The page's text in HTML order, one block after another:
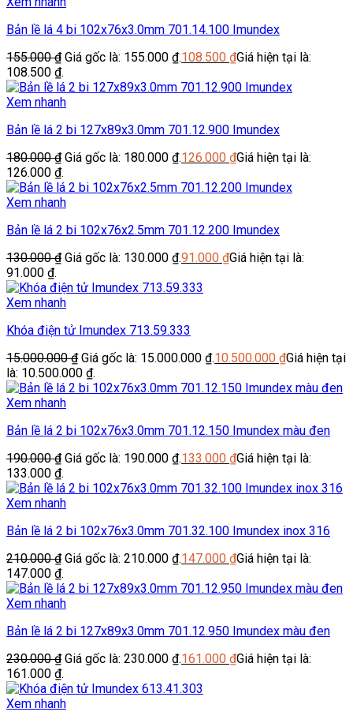
Bản lề lá 4 bi 102x76x3.0mm 701.14.100 Imundex
155.000₫ Giá gốc là: 155.000 ₫.108.500 ₫Giá hiện tại là:
108.500 ₫.
Xem nhanh
Bản lề lá 2 bi 127x89x3.0mm 701.12.900 Imundex
180.000₫ Giá gốc là: 180.000 ₫.126.000 ₫Giá hiện tại là:
126.000 ₫.
Xem nhanh
Bản lề lá 2 bi 102x76x2.5mm 701.12.200 Imundex
130.000₫ Giá gốc là: 130.000 ₫.91.000 ₫Giá hiện tại là:
91.000 ₫.
Xem nhanh
Khóa điện tử Imundex 713.59.333
15.000.000₫ Giá gốc là: 15.000.000 ₫.10.500.000 ₫Giá hiện tại
là: 10.500.000 ₫.
Xem nhanh
Bản lề lá 2 bi 102x76x3.0mm 701.12.150 Imundex màu đen
190.000₫ Giá gốc là: 190.000 ₫.133.000 ₫Giá hiện tại là:
133.000 ₫.
Xem nhanh
Bản lề lá 2 bi 102x76x3.0mm 701.32.100 Imundex inox 316
210.000₫ Giá gốc là: 210.000 ₫.147.000 ₫Giá hiện tại là:
147.000 ₫.
Xem nhanh
Bản lề lá 2 bi 127x89x3.0mm 701.12.950 Imundex màu đen
230.000₫ Giá gốc là: 230.000 ₫.161.000 ₫Giá hiện tại là:
161.000 ₫.
Xem nhanh